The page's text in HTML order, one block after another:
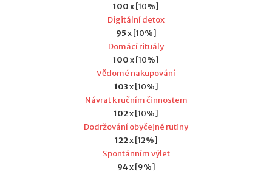
100x [10%]
Digitální detox
95x [10%]
Domácí rituály
100x [10%]
Vědomé nakupování
103x [10%]
Návrat k ručním činnostem
102x [10%]
Dodržování obyčejné rutiny
122x [12%]
Spontánním výlet
94x [9%]